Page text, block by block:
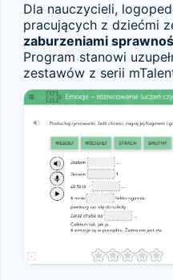
Dla nauczycieli,
pracujących z dziećmi
zaburzeniami
Program stanowi
zestawów z serii